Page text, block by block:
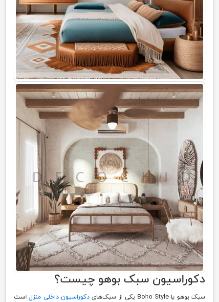
دکوراسیون سبک بوهو چیست؟
سبک بوهو یا Boho Style یکی از سبک‌های دکوراسیون داخلی منزلاست